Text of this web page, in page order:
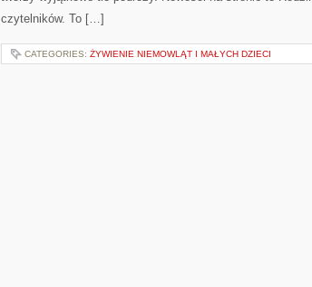
czytelników. To […]
CATEGORIES: ŻYWIENIE NIEMOWLĄT I MAŁYCH DZIECI